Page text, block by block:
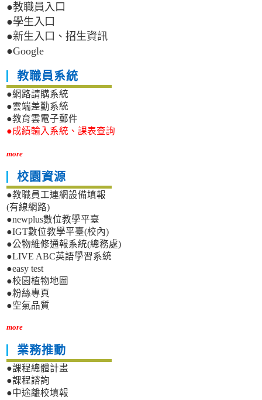
●教職員入口
●學生入口
●新生入口、招生資訊
●Google
教職員系統
●網路請購系統
●雲端差勤系統
●教育雲電子郵件
●成績輸入系統、課表查詢
more
校園資源
●教職員工連網設備填報
(有線網路)
●newplus數位教學平臺
●IGT數位教學平臺(校內)
●公物維修通報系統(總務處)
●LIVE ABC英語學習系統
●easy test
●校園植物地圖
●粉絲專頁
●空氣品質
more
業務推動
●課程總體計畫
●課程諮詢
●中途離校填報